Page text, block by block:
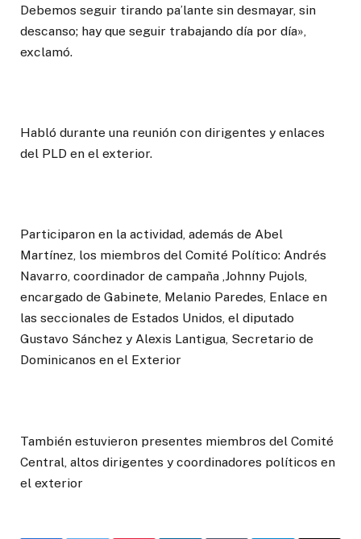
Debemos seguir tirando pa’lante sin desmayar, sin
descanso; hay que seguir trabajando día por día»,
exclamó.
Habló durante una reunión con dirigentes y enlaces
del PLD en el exterior.
Participaron en la actividad, además de Abel
Martínez, los miembros del Comité Político: Andrés
Navarro, coordinador de campaña ,Johnny Pujols,
encargado de Gabinete, Melanio Paredes, Enlace en
las seccionales de Estados Unidos, el diputado
Gustavo Sánchez y Alexis Lantigua, Secretario de
Dominicanos en el Exterior
También estuvieron presentes miembros del Comité
Central, altos dirigentes y coordinadores políticos en
el exterior